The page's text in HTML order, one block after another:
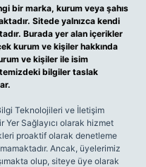
bir marka, kurum veya şahıs
Sitede yalnızca kendi
Burada yer alan içerikler
kurum ve kişiler hakkında
ve kişiler ile isim
bilgiler taslak
Teknolojileri ve İletişim
Yer Sağlayıcı olarak hizmet
proaktif olarak denetleme
Ancak, üyelerimiz
olup, siteye üye olarak